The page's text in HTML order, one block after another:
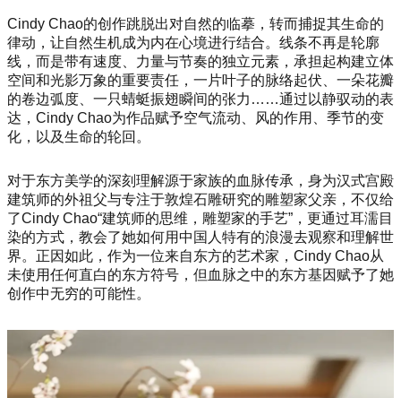
Cindy Chao的创作跳脱出对自然的临摹，转而捕捉其生命的
律动，让自然生机成为内在心境进行结合。线条不再是轮廓
线，而是带有速度、力量与节奏的独立元素，承担起构建立体
空间和光影万象的重要责任，一片叶子的脉络起伏、一朵花瓣
的卷边弧度、一只蜻蜓振翅瞬间的张力……通过以静驭动的表
达，Cindy Chao为作品赋予空气流动、风的作用、季节的变
化，以及生命的轮回。
对于东方美学的深刻理解源于家族的血脉传承，身为汉式宫殿
建筑师的外祖父与专注于敦煌石雕研究的雕塑家父亲，不仅给
了Cindy Chao“建筑师的思维，雕塑家的手艺”，更通过耳濡目
染的方式，教会了她如何用中国人特有的浪漫去观察和理解世
界。正因如此，作为一位来自东方的艺术家，Cindy Chao从
未使用任何直白的东方符号，但血脉之中的东方基因赋予了她
创作中无穷的可能性。